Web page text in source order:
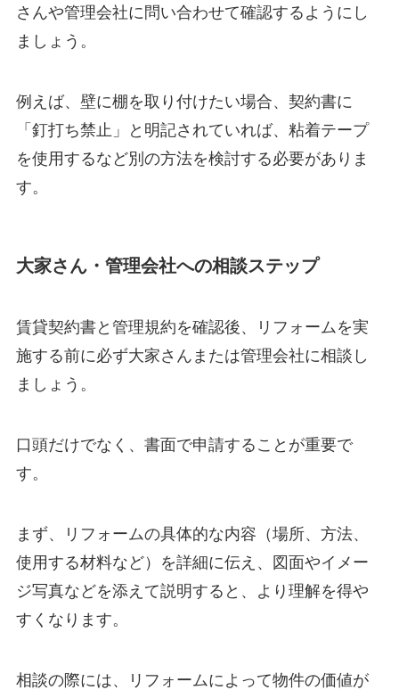
さんや管理会社に問い合わせて確認するようにし
ましょう。
例えば、壁に棚を取り付けたい場合、契約書に
「釘打ち禁止」と明記されていれば、粘着テープ
を使用するなど別の方法を検討する必要がありま
す。
大家さん・管理会社への相談ステップ
賃貸契約書と管理規約を確認後、リフォームを実
施する前に必ず大家さんまたは管理会社に相談し
ましょう。
口頭だけでなく、書面で申請することが重要で
す。
まず、リフォームの具体的な内容（場所、方法、
使用する材料など）を詳細に伝え、図面やイメー
ジ写真などを添えて説明すると、より理解を得や
すくなります。
相談の際には、リフォームによって物件の価値が